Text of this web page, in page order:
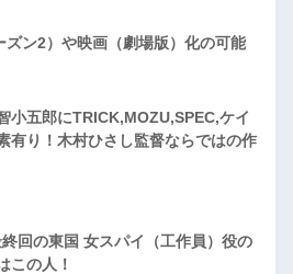
ズン2）や映画（劇場版）化の可能
小五郎にTRICK,MOZU,SPEC,ケイ
有り！木村ひさし監督ならではの作
回の東国 女スパイ（工作員）役の
この人！